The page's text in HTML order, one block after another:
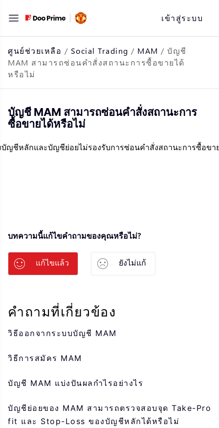
ไป
ที่
เนื้อหา
เข้าสู่ระบบ
ศูนย์ช่วยเหลือ / Social Trading / MAM / บัญชี
MAM สามารถซ่อนคำสั่งสถานะการซื้อขายได้
หรือไม่
บัญชี MAM สามารถซ่อนคำสั่งสถานะการ
ซื้อขายได้หรือไม่
บัญชีหลักและบัญชีย่อยไม่รองรับการซ่อนคำสั่งสถานะการซื้อขา
บทความนี้แก้ไขคำถามของคุณหรือไม่?
แก้ไขแล้ว ยังไม่แก้
คำถามที่เกี่ยวข้อง
วิธีออกจากระบบบัญชี MAM
วิธีการสมัคร MAM
บัญชี MAM แบ่งปันผลกำไรอย่างไร
บัญชีย่อยของ MAM สามารถตรวจสอบจุด Take-Pro
fit และ Stop-Loss ของบัญชีหลักได้หรือไม่